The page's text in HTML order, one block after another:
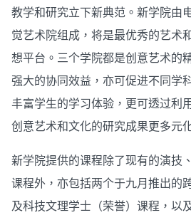
教学和研究立下新典范。新学院由
觉艺术院组成，将是最优秀的艺术
想平台。三个学院都是创意艺术的
强大的协同效益，亦可促进不同学
丰富学生的学习体验，更可透过利
创意艺术和文化的研究成果更多元
新学院提供的课程除了现有的演技
课程外，亦包括两个于九月推出的
及科技文理学士（荣誉）课程，以